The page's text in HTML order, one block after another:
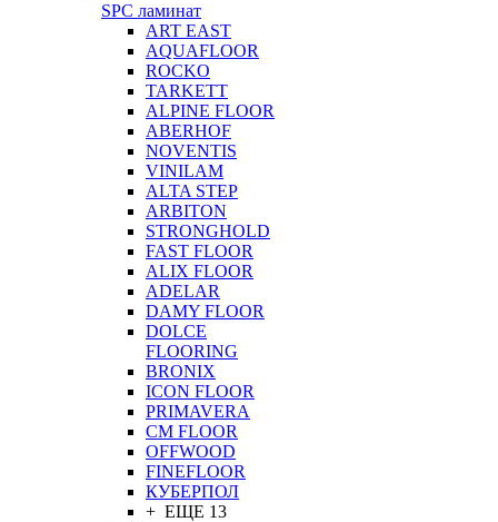
SPC ламинат
ART EAST
AQUAFLOOR
ROCKO
TARKETT
ALPINE FLOOR
ABERHOF
NOVENTIS
VINILAM
ALTA STEP
ARBITON
STRONGHOLD
FAST FLOOR
ALIX FLOOR
ADELAR
DAMY FLOOR
DOLCE
FLOORING
BRONIX
ICON FLOOR
PRIMAVERA
CM FLOOR
OFFWOOD
FINEFLOOR
КУБЕРПОЛ
+ ЕЩЕ 13